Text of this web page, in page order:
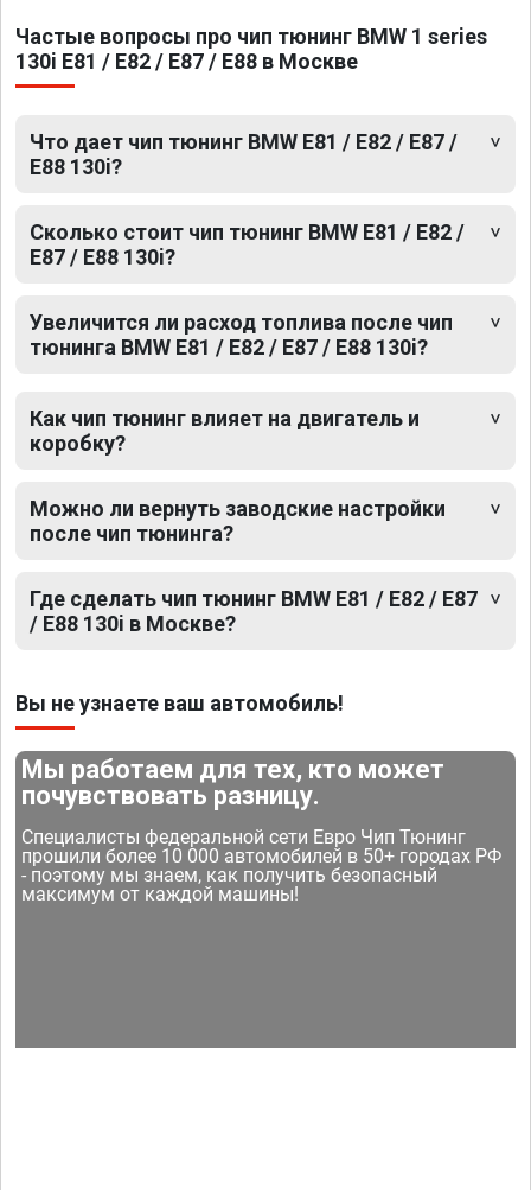
Частые вопросы про чип тюнинг BMW 1 series
130i E81 / E82 / E87 / E88 в Москве
Что дает чип тюнинг BMW E81 / E82 / E87 /
E88 130i?
Сколько стоит чип тюнинг BMW E81 / E82 /
E87 / E88 130i?
Увеличится ли расход топлива после чип
тюнинга BMW E81 / E82 / E87 / E88 130i?
Как чип тюнинг влияет на двигатель и
коробку?
Можно ли вернуть заводские настройки
после чип тюнинга?
Где сделать чип тюнинг BMW E81 / E82 / E87
/ E88 130i в Москве?
Вы не узнаете ваш автомобиль!
Мы работаем для тех, кто может
почувствовать разницу.
Специалисты федеральной сети Евро Чип Тюнинг
прошили более 10 000 автомобилей в 50+ городах РФ
- поэтому мы знаем, как получить безопасный
максимум от каждой машины!